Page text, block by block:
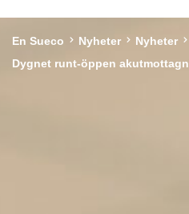
En Sueco Nyheter
Nyheter
Dygnet runt-öppen